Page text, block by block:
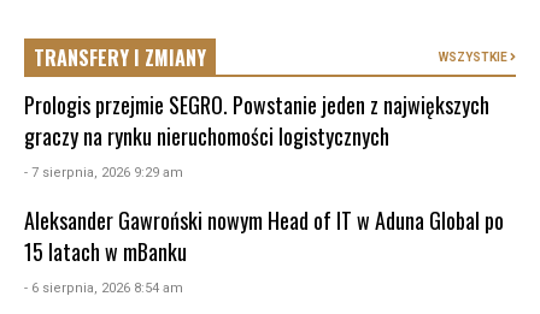
TRANSFERY I ZMIANY WSZYSTKIE
Prologis przejmie SEGRO. Powstanie jeden z największych
graczy na rynku nieruchomości logistycznych
- 7 sierpnia, 2026 9:29 am
Aleksander Gawroński nowym Head of IT w Aduna Global po
15 latach w mBanku
- 6 sierpnia, 2026 8:54 am